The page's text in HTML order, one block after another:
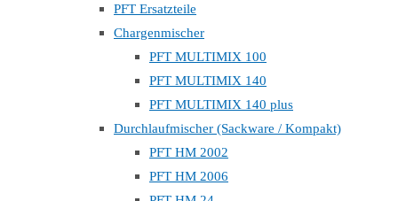
PFT Ersatzteile
Chargenmischer
PFT MULTIMIX 100
PFT MULTIMIX 140
PFT MULTIMIX 140 plus
Durchlaufmischer (Sackware / Kompakt)
PFT HM 2002
PFT HM 2006